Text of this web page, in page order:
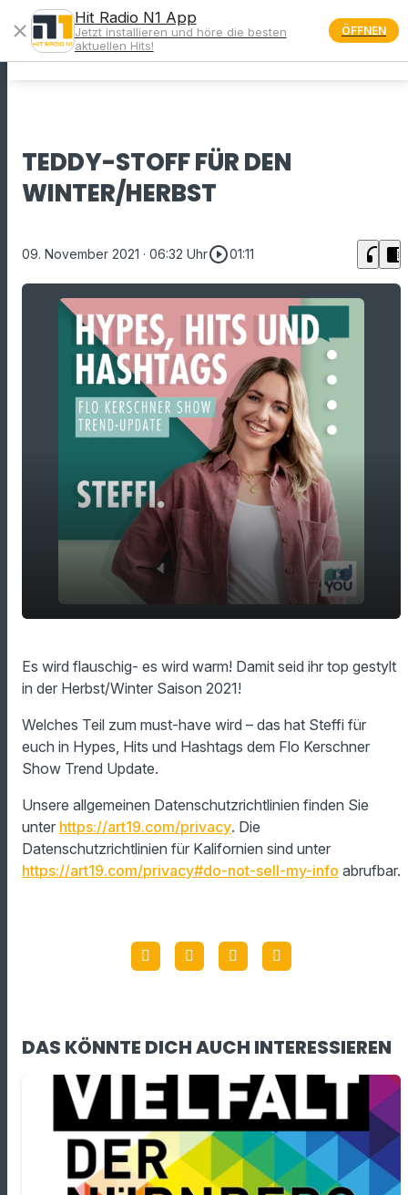
menu
TEDDY-STOFF FÜR DEN
WINTER/HERBST
09. November 2021 · 06:32 Uhrplay_circle_outline01:11 headphones chrome_reader_mode
play_arrow
00:00
Es wird flauschig- es wird warm! Damit seid ihr top gestylt
in der Herbst/Winter Saison 2021!
Welches Teil zum must-have wird – das hat Steffi für
euch in Hypes, Hits und Hashtags dem Flo Kerschner
Show Trend Update.
Unsere allgemeinen Datenschutzrichtlinien finden Sie
unter https://art19.com/privacy. Die
Datenschutzrichtlinien für Kalifornien sind unter
https://art19.com/privacy#do-not-sell-my-info abrufbar.
DAS KÖNNTE DICH AUCH INTERESSIEREN
close
Hit Radio N1 App
Jetzt installieren und höre die besten
aktuellen Hits!
ÖFFNEN